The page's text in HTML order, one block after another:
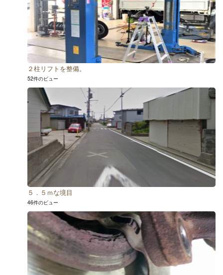
２柱リフトを整備。
52件のビュー
５．５ｍな境目
46件のビュー